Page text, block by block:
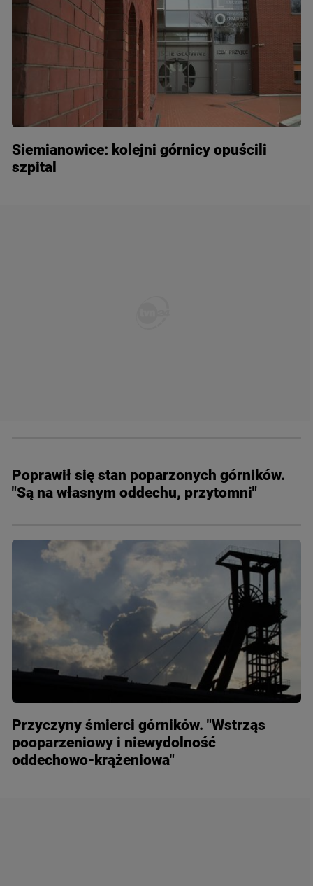
Siemianowice: kolejni górnicy opuścili
szpital
Poprawił się stan poparzonych górników.
"Są na własnym oddechu, przytomni"
Przyczyny śmierci górników. "Wstrząs
pooparzeniowy i niewydolność
oddechowo-krążeniowa"